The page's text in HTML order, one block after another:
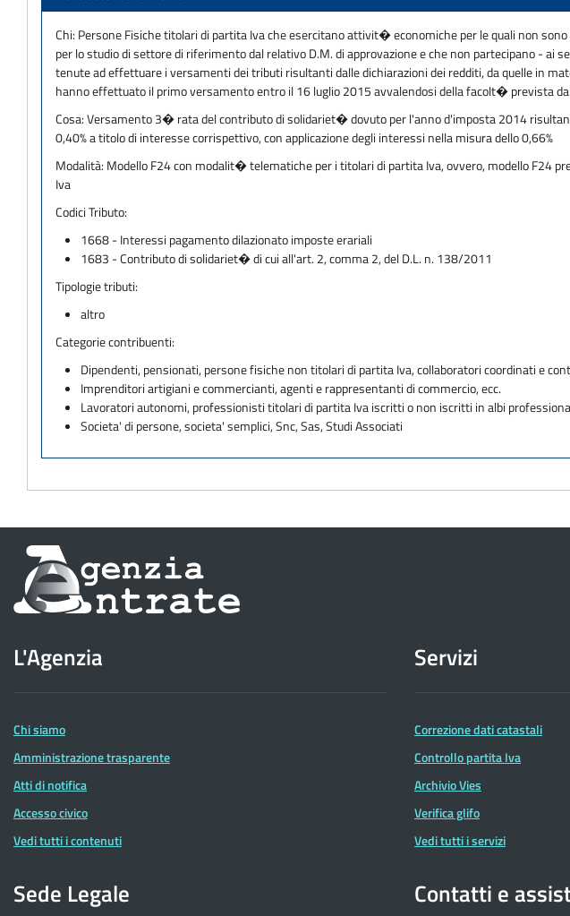
Chi: Persone Fisiche titolari di partita Iva che esercitano attivit� economiche per le quali non
per lo studio di settore di riferimento dal relativo D.M. di approvazione e che non partecipano -
tenute ad effettuare i versamenti dei tributi risultanti dalle dichiarazioni dei redditi, da quelle in
hanno effettuato il primo versamento entro il 16 luglio 2015 avvalendosi della facolt� prevista
Cosa:Versamento 3� rata del contributo di solidariet� dovuto per l'anno d'imposta 2014
0,40% a titolo di interesse corrispettivo, con applicazione degli interessi nella misura dello 0,66%
Modalità: Modello F24 con modalit� telematiche per i titolari di partita Iva, ovvero, modello F24
Iva
Codici Tributo:
1668 - Interessi pagamento dilazionato imposte erariali
1683 - Contributo di solidariet� di cui all'art. 2, comma 2, del D.L. n. 138/2011
Tipologie tributi:
altro
Categorie contribuenti:
Dipendenti, pensionati, persone fisiche non titolari di partita Iva, collaboratori coordinati e
Imprenditori artigiani e commercianti, agenti e rappresentanti di commercio, ecc.
Lavoratori autonomi, professionisti titolari di partita Iva iscritti o non iscritti in albi
Societa' di persone, societa' semplici, Snc, Sas, Studi Associati
Informazioni
sul
dell'Agenzia
delle
Entrate
L'Agenzia
Chi siamo
Amministrazione trasparente
Atti di notifica
Accesso civico
Vedi tutti i contenuti
Servizi
Correzione dati catastali
Controllo partita Iva
Archivio Vies
Verifica glifo
Vedi tutti i servizi
Sede Legale Contatti e